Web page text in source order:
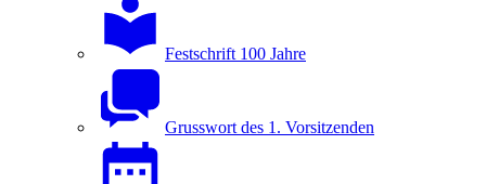
Festschrift 100 Jahre
Grusswort des 1. Vorsitzenden